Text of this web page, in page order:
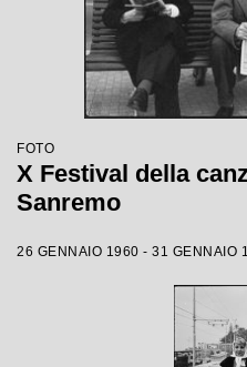
FOTO
X Festival della
Sanremo
26 GENNAIO 1960 - 31 GENNAIO